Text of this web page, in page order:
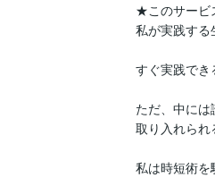
★このサービ
私が実践する
すぐ実践でき
ただ、中には
取り入れられ
私は時短術を